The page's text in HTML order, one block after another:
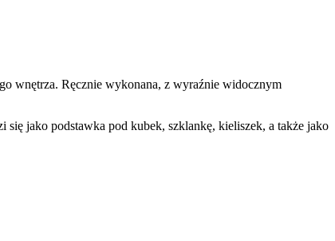
wnętrza. Ręcznie wykonana, z wyraźnie widocznym
jako podstawka pod kubek, szklankę, kieliszek, a także jako